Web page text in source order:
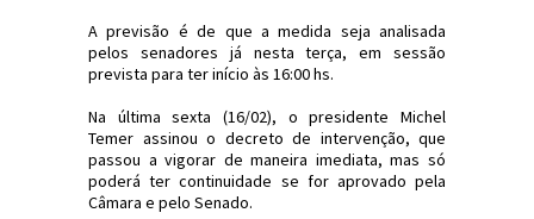
A previsão é de que a medida seja analisada
pelos senadores já nesta terça, em sessão
prevista para ter início às 16:00 hs.
Na última sexta (16/02), o presidente Michel
Temer assinou o decreto de intervenção, que
passou a vigorar de maneira imediata, mas só
poderá ter continuidade se for aprovado pela
Câmara e pelo Senado.